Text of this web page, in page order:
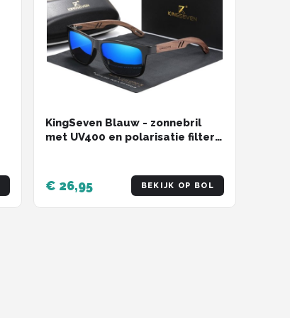
KingSeven Blauw - zonnebril
met UV400 en polarisatie filter -
€ 26,95 BEKIJK OP BOL